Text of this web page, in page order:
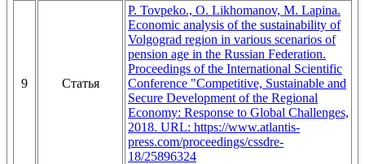
9 Статья
P. Tovpeko., O. Likhomanov, M. Lapina.
Economic analysis of the sustainability of
Volgograd region in various scenarios of
pension age in the Russian Federation.
Proceedings of the International Scientific
Conference "Competitive, Sustainable and
Secure Development of the Regional
Economy: Response to Global Challenges,
2018. URL: https://www.atlantis-
press.com/proceedings/cssdre-
18/25896324